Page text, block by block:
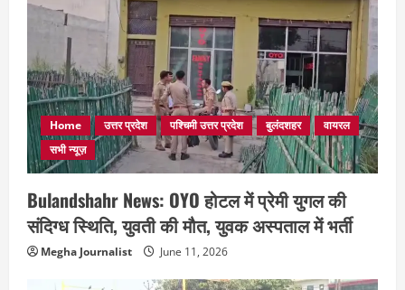
Home उत्तर प्रदेश पश्चिमी उत्तर प्रदेश बुलंदशहर
वायरल
सभी न्यूज़
Bulandshahr News: OYO होटल में प्रेमी युगल की
संदिग्ध स्थिति, युवती की मौत, युवक अस्पताल में भर्ती
Megha Journalist June 11, 2026